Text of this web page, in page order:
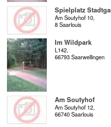
Spielplatz
Am Soutyhof 10,
8 Saarlouis
Im Wildpark
L142,
66793 Saarwellingen
Am Soutyhof
Am Soutyhof 12,
66740 Saarlouis